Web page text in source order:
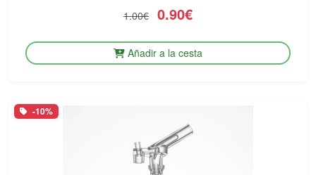
1.00€ 0.90€
Añadir a la cesta
-10%